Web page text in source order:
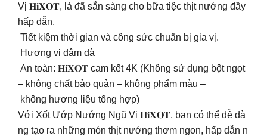
Vị 𝐇𝐢𝐗𝐎𝐓, là đã sẵn sàng cho bữa tiệc thịt nướng đầy
hấp dẫn.
Tiết kiệm thời gian và công sức chuẩn bị gia vị.
Hương vị đậm đà
An toàn: 𝐇𝐢𝐗𝐎𝐓 cam kết 4K (Không sử dụng bột ngọt
– không chất bảo quản – không phẩm màu –
không hương liệu tổng hợp)
Với Xốt Ướp Nướng Ngũ Vị 𝐇𝐢𝐗𝐎𝐓, bạn có thể dễ dà
ng tạo ra những món thịt nướng thơm ngon, hấp dẫn n